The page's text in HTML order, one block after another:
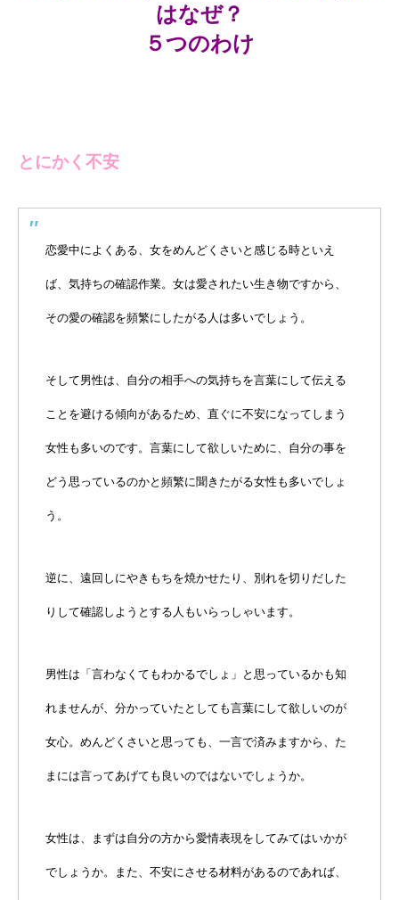
はなぜ？
５つのわけ
とにかく不安
恋愛中によくある、女をめんどくさいと感じる時といえ
ば、気持ちの確認作業。女は愛されたい生き物ですから、
その愛の確認を頻繁にしたがる人は多いでしょう。
そして男性は、自分の相手への気持ちを言葉にして伝える
ことを避ける傾向があるため、直ぐに不安になってしまう
女性も多いのです。言葉にして欲しいために、自分の事を
どう思っているのかと頻繁に聞きたがる女性も多いでしょ
う。
逆に、遠回しにやきもちを焼かせたり、別れを切りだした
りして確認しようとする人もいらっしゃいます。
男性は「言わなくてもわかるでしょ」と思っているかも知
れませんが、分かっていたとしても言葉にして欲しいのが
女心。めんどくさいと思っても、一言で済みますから、た
まには言ってあげても良いのではないでしょうか。
女性は、まずは自分の方から愛情表現をしてみてはいかが
でしょうか。また、不安にさせる材料があるのであれば、